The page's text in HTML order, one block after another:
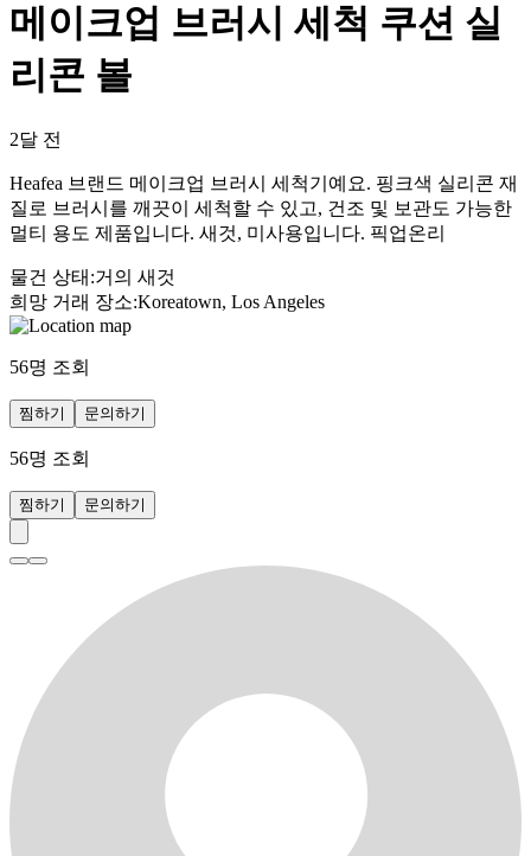
메이크업 브러시 세척 쿠션 실
리콘 볼
2달 전
Heafea 브랜드 메이크업 브러시 세척기예요. 핑크색 실리콘 재
질로 브러시를 깨끗이 세척할 수 있고, 건조 및 보관도 가능한
멀티 용도 제품입니다. 새것, 미사용입니다. 픽업온리
물건 상태 :거의 새것
희망 거래 장소:Koreatown, Los Angeles
56명 조회
찜하기 문의하기
56명 조회
찜하기 문의하기